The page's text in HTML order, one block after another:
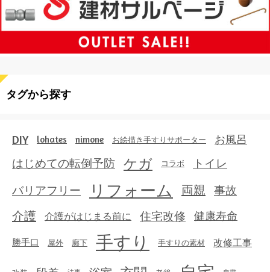
タグから探す
DIY lohates nimone お絵描き手すりサポーター お風呂
はじめての転倒予防 ケガ コラボ トイレ
バリアフリー リフォーム 両親 事故
介護 介護がはじまる前に 住宅改修 健康寿命
勝手口 屋外 廊下 手すり 手すりの素材 改修工事